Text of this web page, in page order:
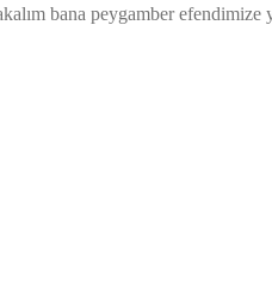
bana peygamber efendimize